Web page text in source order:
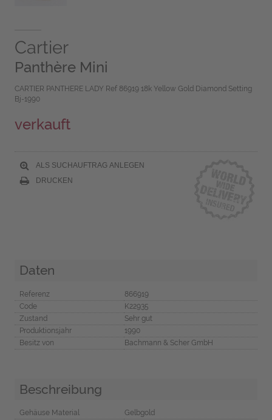
Cartier
Panthère Mini
CARTIER PANTHERE LADY Ref 86919 18k Yellow Gold Diamond Setting
Bj-1990
verkauft
ALS SUCHAUFTRAG ANLEGEN
DRUCKEN
Daten
Referenz
866919
Code
K22935
Zustand
Sehr gut
Produktionsjahr
1990
Besitz von
Bachmann & Scher GmbH
Beschreibung
Gehäuse Material
Gelbgold